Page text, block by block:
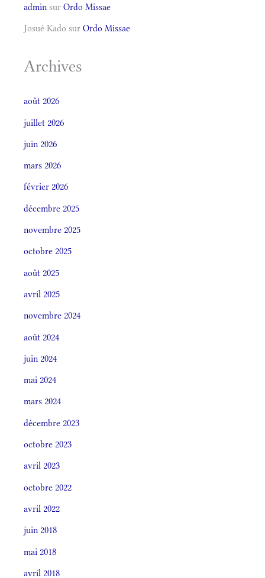
admin sur Ordo Missae
Josué Kado sur Ordo Missae
Archives
août 2026
juillet 2026
juin 2026
mars 2026
février 2026
décembre 2025
novembre 2025
octobre 2025
août 2025
avril 2025
novembre 2024
août 2024
juin 2024
mai 2024
mars 2024
décembre 2023
octobre 2023
avril 2023
octobre 2022
avril 2022
juin 2018
mai 2018
avril 2018